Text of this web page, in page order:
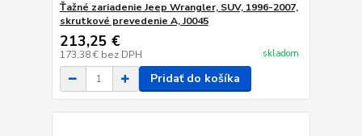
Ťažné zariadenie Jeep Wrangler, SUV, 1996-2007,
skrutkové prevedenie A, J0045
213,25 €
173,38 € bez DPH skladom
Pridať do košíka